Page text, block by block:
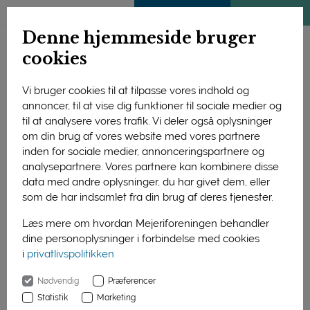
Denne hjemmeside bruger
cookies
Vi bruger cookies til at tilpasse vores indhold og
annoncer, til at vise dig funktioner til sociale medier og
til at analysere vores trafik. Vi deler også oplysninger
om din brug af vores website med vores partnere
inden for sociale medier, annonceringspartnere og
analysepartnere. Vores partnere kan kombinere disse
data med andre oplysninger, du har givet dem, eller
som de har indsamlet fra din brug af deres tjenester.
Læs mere om hvordan Mejeriforeningen behandler
dine personoplysninger i forbindelse med cookies
i privatlivspolitikken
Nødvendig
Præferencer
Statistik
Marketing
Mogens Poulsen (i midten af billedet) blev optaget som
æresmedlem i ostelauget ved en ceremoni i Grev Moltkes Palæ